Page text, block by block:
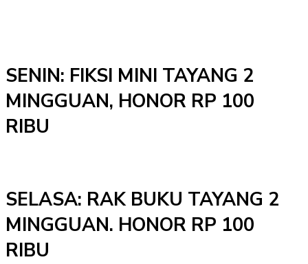
SENIN: FIKSI MINI TAYANG 2
MINGGUAN, HONOR RP 100
RIBU
SELASA: RAK BUKU TAYANG 2
MINGGUAN. HONOR RP 100
RIBU